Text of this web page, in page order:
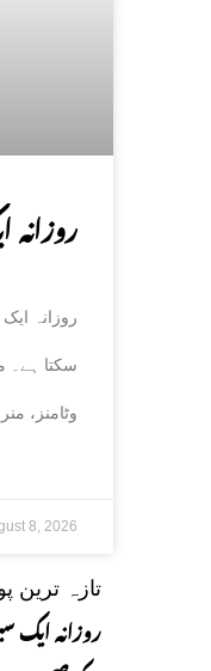
نے بتا
روزانہ
سکتا ہے۔
وٹامنز،
8, 2026
تازہ ترین
روزانہ ایک